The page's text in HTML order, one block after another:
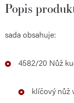
Popis
sada obsahuje:
4582/20 Nůž
klíčový nůž